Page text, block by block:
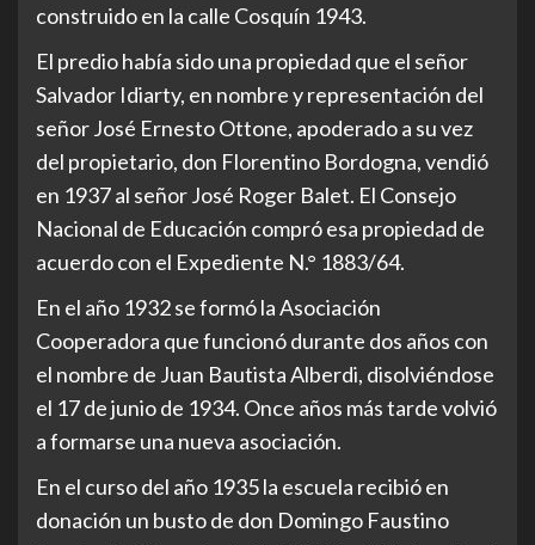
construido en la calle Cosquín 1943.
El predio había sido una propiedad que el señor
Salvador Idiarty, en nombre y representación del
señor José Ernesto Ottone, apoderado a su vez
del propietario, don Florentino Bordogna, vendió
en 1937 al señor José Roger Balet. El Consejo
Nacional de Educación compró esa propiedad de
acuerdo con el Expediente N.° 1883/64.
En el año 1932 se formó la Asociación
Cooperadora que funcionó durante dos años con
el nombre de Juan Bautista Alberdi, disolviéndose
el 17 de junio de 1934. Once años más tarde volvió
a formarse una nueva asociación.
En el curso del año 1935 la escuela recibió en
donación un busto de don Domingo Faustino